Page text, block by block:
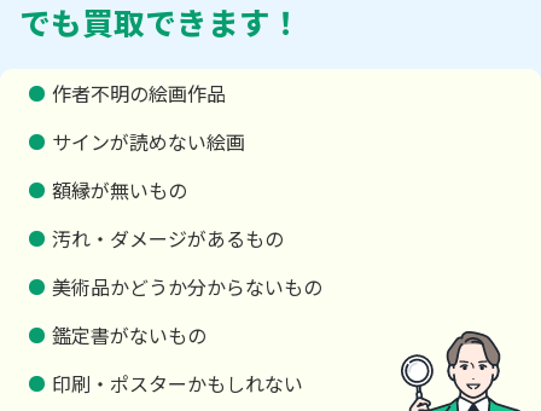
でも買取できます！
作者不明の絵画作品
サインが読めない絵画
額縁が無いもの
汚れ・ダメージがあるもの
美術品かどうか分からないもの
鑑定書がないもの
印刷・ポスターかもしれない